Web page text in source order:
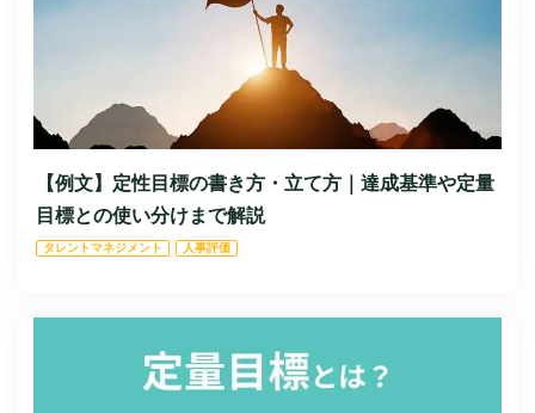
【例文】定性目標の書き方・立て方｜達成基準や定量
目標との使い分けまで解説
タレントマネジメント 人事評価